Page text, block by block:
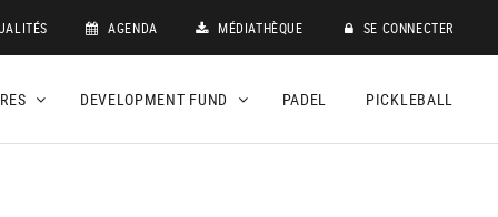
AGENDA MÉDIATHÈQUE SE CONNECTER
DEVELOPMENT FUND PADEL PICKLEBALL